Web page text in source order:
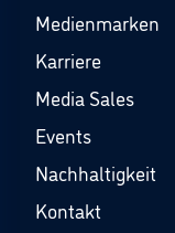
Medienmarken
Karriere
Media Sales
Events
Nachhaltigkeit
Kontakt